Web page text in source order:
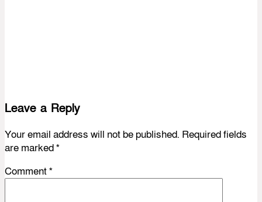
Leave a Reply
Your email address will not be published. Required fields
are marked*
Comment*